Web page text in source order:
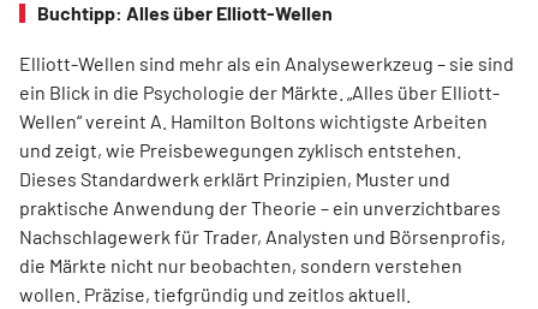
Buchtipp: Alles über Elliott-Wellen
Elliott-Wellen sind mehr als ein Analysewerkzeug – sie sind
ein Blick in die Psychologie der Märkte. „Alles über Elliott-
Wellen“ vereint A. Hamilton Boltons wichtigste Arbeiten
und zeigt, wie Preisbewegungen zyklisch entstehen.
Dieses Standardwerk erklärt Prinzipien, Muster und
praktische Anwendung der Theorie – ein unverzichtbares
Nachschlagewerk für Trader, Analysten und Börsenprofis,
die Märkte nicht nur beobachten, sondern verstehen
wollen. Präzise, tiefgründig und zeitlos aktuell.